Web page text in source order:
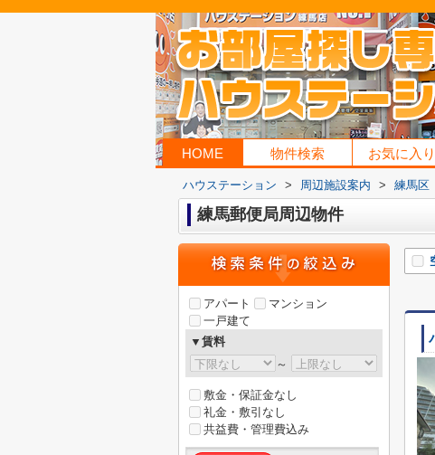
HOME 物件検索 お気に入
ハウステーション > 周辺施設案内 > 練馬区
練馬郵便局周辺物件
アパート
マンション
一戸建て
▼賃料
～
敷金・保証金なし
礼金・敷引なし
共益費・管理費込み